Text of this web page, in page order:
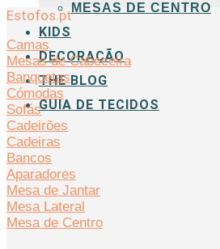
MESAS DE CENTRO
KIDS
DECORAÇÃO
THE BLOG
GUIA DE TECIDOS
Estofos.pt
Camas
Mesas de Cabeceira
Banquetas
Cómodas
Sofás
Cadeirões
Cadeiras
Bancos
Aparadores
Mesa de Jantar
Mesa Lateral
Mesa de Centro